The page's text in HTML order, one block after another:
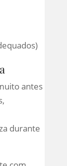
antes
durante